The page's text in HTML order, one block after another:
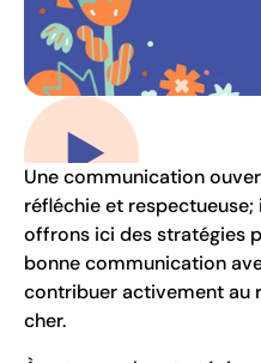
Jouer la vidéo
Une communication
réfléchie et
offrons ici des stratégies
bonne communication
contribuer activement au
cher.